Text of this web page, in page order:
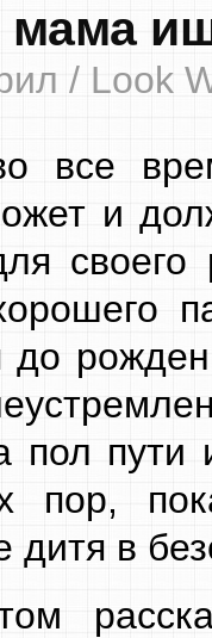
/ Look
все
и
своего
до
пол пути
пор,
дитя в